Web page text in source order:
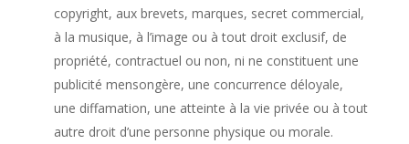
copyright, aux brevets, marques, secret commercial,
à la musique, à l’image ou à tout droit exclusif, de
propriété, contractuel ou non, ni ne constituent une
publicité mensongère, une concurrence déloyale,
une diffamation, une atteinte à la vie privée ou à tout
autre droit d’une personne physique ou morale.